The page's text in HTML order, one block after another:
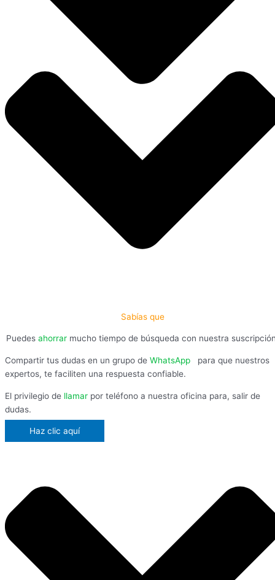
Sabías que
Puedes ahorrar mucho tiempo de búsqueda con nuestra
Compartir tus dudas en un grupo de WhatsApp
para que nuestros
expertos, te faciliten una respuesta confiable.
El privilegio de llamar por teléfono a nuestra oficina para, salir de
dudas.
Haz clic aquí